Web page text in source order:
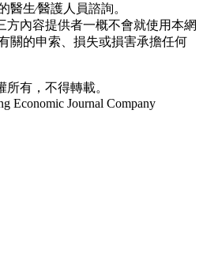
生∕醫護人員諮詢。
方內容提供者一概不會就使用本網
關的申索、損失或損害承擔任何
有，不得轉載。
Economic Journal Company